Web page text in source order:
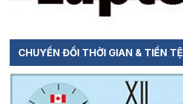
CHUYỂN ĐỔI THỜI GIAN & TIỀN TỆ